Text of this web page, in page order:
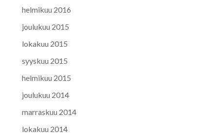
helmikuu 2016
joulukuu 2015
lokakuu 2015
syyskuu 2015
helmikuu 2015
joulukuu 2014
marraskuu 2014
lokakuu 2014